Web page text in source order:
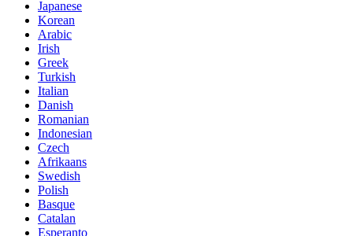
Japanese
Korean
Arabic
Irish
Greek
Turkish
Italian
Danish
Romanian
Indonesian
Czech
Afrikaans
Swedish
Polish
Basque
Catalan
Esperanto